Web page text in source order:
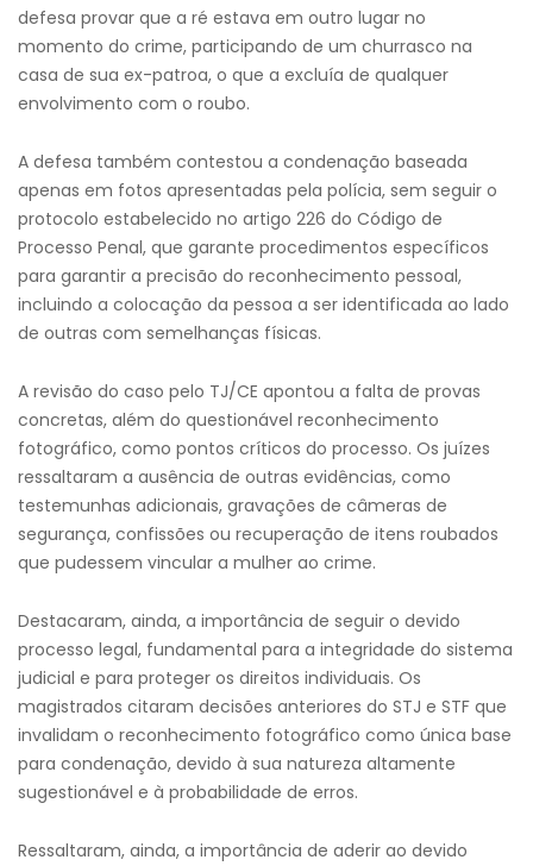
defesa provar que a ré estava em outro lugar no
momento do crime, participando de um churrasco na
casa de sua ex-patroa, o que a excluía de qualquer
envolvimento com o roubo.
A defesa também contestou a condenação baseada
apenas em fotos apresentadas pela polícia, sem seguir o
protocolo estabelecido no artigo 226 do Código de
Processo Penal, que garante procedimentos específicos
para garantir a precisão do reconhecimento pessoal,
incluindo a colocação da pessoa a ser identificada ao lado
de outras com semelhanças físicas.
A revisão do caso pelo TJ/CE apontou a falta de provas
concretas, além do questionável reconhecimento
fotográfico, como pontos críticos do processo. Os juízes
ressaltaram a ausência de outras evidências, como
testemunhas adicionais, gravações de câmeras de
segurança, confissões ou recuperação de itens roubados
que pudessem vincular a mulher ao crime.
Destacaram, ainda, a importância de seguir o devido
processo legal, fundamental para a integridade do sistema
judicial e para proteger os direitos individuais. Os
magistrados citaram decisões anteriores do STJ e STF que
invalidam o reconhecimento fotográfico como única base
para condenação, devido à sua natureza altamente
sugestionável e à probabilidade de erros.
Ressaltaram, ainda, a importância de aderir ao devido